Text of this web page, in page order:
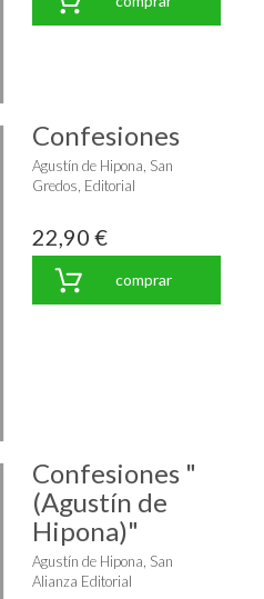
Confesiones
Agustín de Hipona, San
Gredos, Editorial
22,90 €
comprar
Confesiones "
(Agustín de
Hipona)"
Agustín de Hipona, San
Alianza Editorial